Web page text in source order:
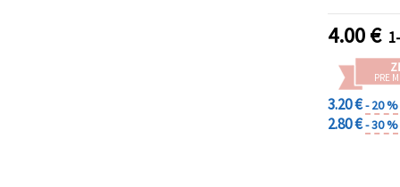
zimné
4.00€
PRE
3.20 €- 20 %
2.80 €- 30 %